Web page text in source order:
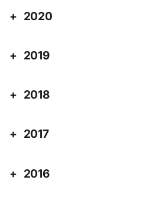
2020
2019
2018
2017
2016